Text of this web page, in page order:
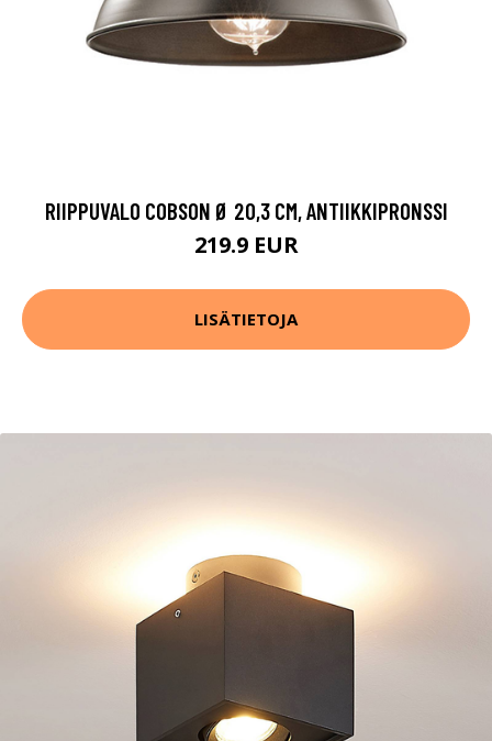
RIIPPUVALO COBSON Ø 20,3 CM, ANTIIKKIPRONSSI
219.9 EUR
LISÄTIETOJA